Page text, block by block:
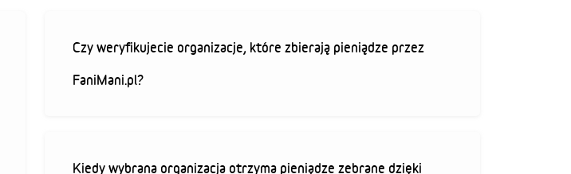
Czy weryfikujecie organizacje, które zbierają pieniądze przez
FaniMani.pl?
Kiedy wybrana organizacja otrzyma pieniądze zebrane dzięki